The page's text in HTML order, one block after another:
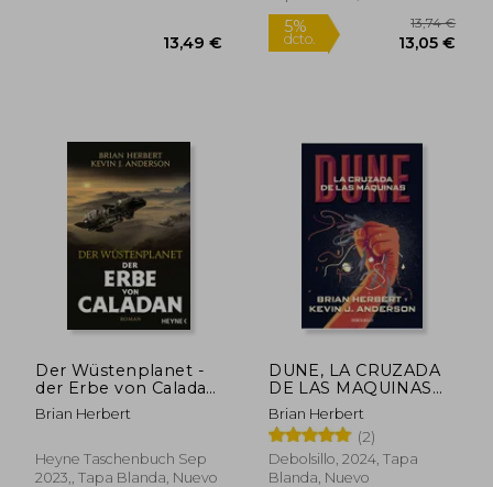
Der Wüstenplanet -
der Erbe von Caladan
(en Alemán)
Brian Herbert
Heyne Taschenbuch Sep
2023,, Tapa Blanda, Nuevo
DUNE, LA CRUZADA
DE LAS MAQUINAS
(VOL.2
Brian Herbert
(2)
Debolsillo, 2024, Tapa
Blanda, Nuevo